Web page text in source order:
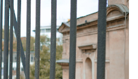
Free
Overlay